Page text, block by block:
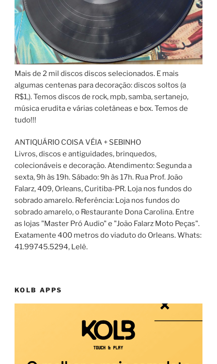
Mais de 2 mil discos discos selecionados. E mais
algumas centenas para decoração: discos soltos (a
R$1,). Temos discos de rock, mpb, samba, sertanejo,
música erudita e várias coletâneas e box. Temos de
tudo!!!
ANTIQUÁRIO COISA VÉIA + SEBINHO
Livros, discos e antiguidades, brinquedos,
colecionáveis e decoração. Atendimento: Segunda a
sexta, 9h às 19h. Sábado: 9h às 17h. Rua Prof. João
Falarz, 409, Orleans, Curitiba-PR. Loja nos fundos do
sobrado amarelo. Referência: Loja nos fundos do
sobrado amarelo, o Restaurante Dona Carolina. Entre
as lojas "Master Pró Audio" e "João Falarz Moto Peças".
Exatamente 400 metros do viaduto do Orleans. Whats:
41.99745.5294, Lelê.
KOLB APPS